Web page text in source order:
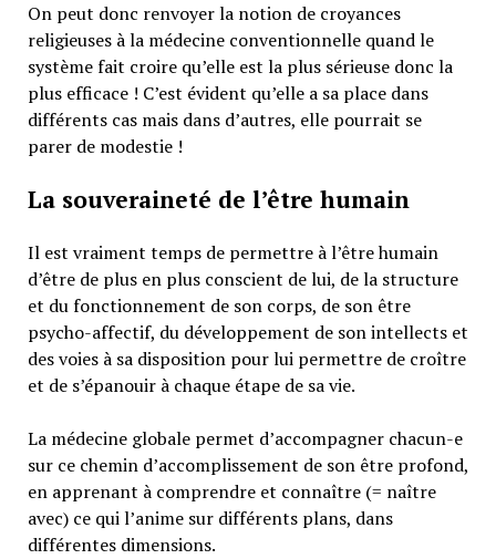
On peut donc renvoyer la notion de croyances
religieuses à la médecine conventionnelle quand le
système fait croire qu’elle est la plus sérieuse donc la
plus efficace ! C’est évident qu’elle a sa place dans
différents cas mais dans d’autres, elle pourrait se
parer de modestie !
La souveraineté de l’être humain
Il est vraiment temps de permettre à l’être humain
d’être de plus en plus conscient de lui, de la structure
et du fonctionnement de son corps, de son être
psycho-affectif, du développement de son intellects et
des voies à sa disposition pour lui permettre de croître
et de s’épanouir à chaque étape de sa vie.
La médecine globale permet d’accompagner chacun-e
sur ce chemin d’accomplissement de son être profond,
en apprenant à comprendre et connaître (= naître
avec) ce qui l’anime sur différents plans, dans
différentes dimensions.